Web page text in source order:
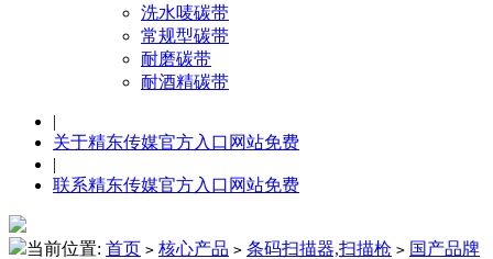
洗水唛碳带
常规型碳带
耐磨碳带
耐酒精碳带
|
关于精东传媒官方入口网站免费
|
联系精东传媒官方入口网站免费
当前位置: 首页 > 核心产品 > 条码扫描器,扫描枪 > 国产品牌